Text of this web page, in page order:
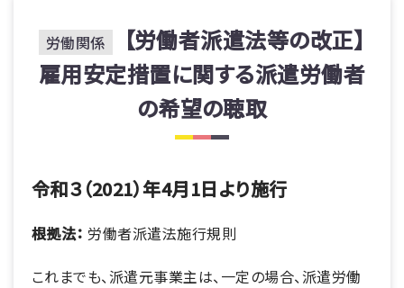
労働関係
【労働者派遣法等の改正】
雇用安定措置に関する派遣労働者
の希望の聴取
令和３（2021）年4月1日より施行
根拠法： 労働者派遣法施行規則
これまでも、派遣元事業主は、一定の場合、派遣労働